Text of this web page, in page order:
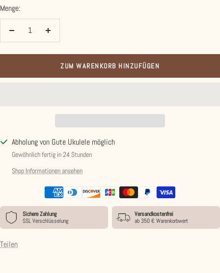
Menge:
Menge
Menge
ZUM WARENKORB HINZUFÜGEN
Abholung von Gute Ukulele möglich
Gewöhnlich fertig in 24 Stunden
Shop Informationen ansehen
Sichere Zahlung
SSL Verschlüsselung
Versandkostenfrei
ab 350 € Warenkorbwert
Teilen